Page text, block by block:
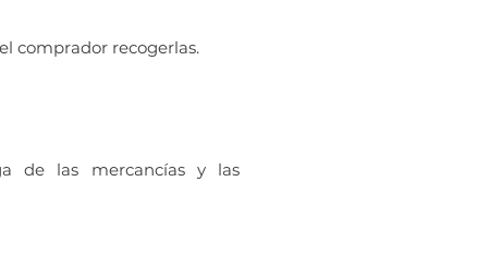
comprador recogerlas.
de las mercancías y las